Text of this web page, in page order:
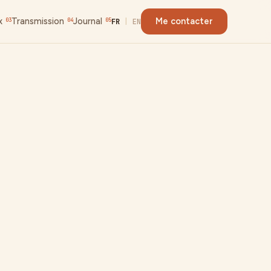
03Transmission 04Journal 05FR EN Me contacter